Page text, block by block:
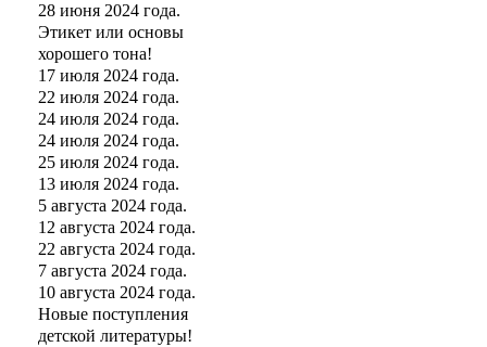
28 июня 2024 года.
Этикет или основы
хорошего тона!
17 июля 2024 года.
22 июля 2024 года.
24 июля 2024 года.
24 июля 2024 года.
25 июля 2024 года.
13 июля 2024 года.
5 августа 2024 года.
12 августа 2024 года.
22 августа 2024 года.
7 августа 2024 года.
10 августа 2024 года.
Новые поступления
детской литературы!